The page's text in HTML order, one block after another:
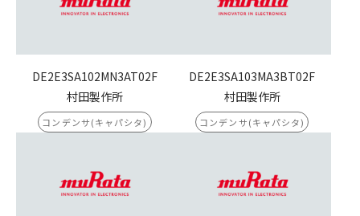
DE2E3SA102MN3AT02F
村田製作所
コンデンサ(キャパシタ)
DE2E3SA103MA3BT02F
村田製作所
コンデンサ(キャパシタ)